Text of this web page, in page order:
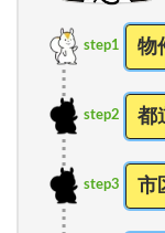
step1
step2
step3